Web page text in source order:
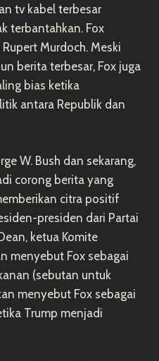
tv kabel terbesar
terbantahkan. Fox
Murdoch. Meski
berita terbesar, Fox juga
bias ketika
antara Republik dan
W. Bush dan sekarang,
corong berita yang
citra positif
presiden dari Partai
ketua Komite
menyebut Fox sebagai
(sebutan untuk
menyebut Fox sebagai
Trump menjadi